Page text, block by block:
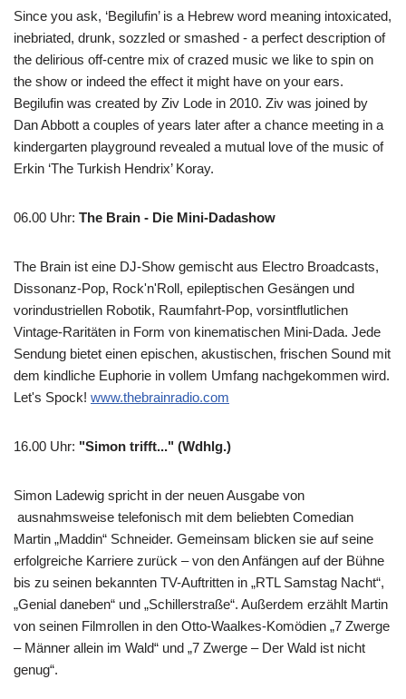
Since you ask, ‘Begilufin’ is a Hebrew word meaning intoxicated,
inebriated, drunk, sozzled or smashed - a perfect description of
the delirious off-centre mix of crazed music we like to spin on
the show or indeed the effect it might have on your ears.
Begilufin was created by Ziv Lode in 2010. Ziv was joined by
Dan Abbott a couples of years later after a chance meeting in a
kindergarten playground revealed a mutual love of the music of
Erkin ‘The Turkish Hendrix’ Koray.
06.00 Uhr: The Brain - Die Mini-Dadashow
The Brain ist eine DJ-Show gemischt aus Electro Broadcasts,
Dissonanz-Pop, Rock'n'Roll, epileptischen Gesängen und
vorindustriellen Robotik, Raumfahrt-Pop, vorsintflutlichen
Vintage-Raritäten in Form von kinematischen Mini-Dada. Jede
Sendung bietet einen epischen, akustischen, frischen Sound mit
dem kindliche Euphorie in vollem Umfang nachgekommen wird.
Let's Spock! www.thebrainradio.com
16.00 Uhr: "Simon trifft..." (Wdhlg.)
Simon Ladewig spricht in der neuen Ausgabe von
ausnahmsweise telefonisch mit dem beliebten Comedian
Martin „Maddin“ Schneider. Gemeinsam blicken sie auf seine
erfolgreiche Karriere zurück – von den Anfängen auf der Bühne
bis zu seinen bekannten TV-Auftritten in „RTL Samstag Nacht“,
„Genial daneben“ und „Schillerstraße“. Außerdem erzählt Martin
von seinen Filmrollen in den Otto-Waalkes-Komödien „7 Zwerge
– Männer allein im Wald“ und „7 Zwerge – Der Wald ist nicht
genug“.